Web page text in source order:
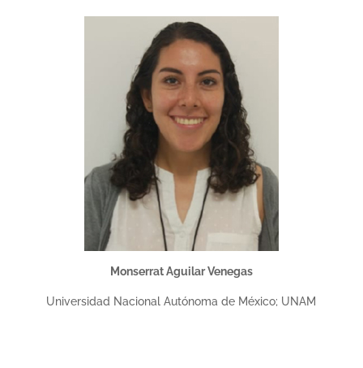
Monserrat Aguilar Venegas
Universidad Nacional Autónoma de México; UNAM